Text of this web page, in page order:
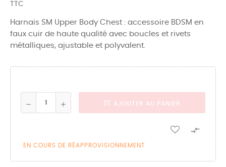
TTC
Harnais SM Upper Body Chest : accessoire BDSM en
faux cuir de haute qualité avec boucles et rivets
métalliques, ajustable et polyvalent.
AJOUTER AU PANIER

EN COURS DE RÉAPPROVISIONNEMENT